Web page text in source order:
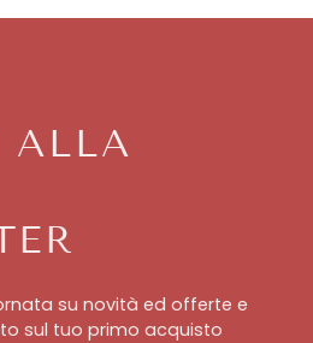
su novità ed offerte e
sul tuo primo acquisto